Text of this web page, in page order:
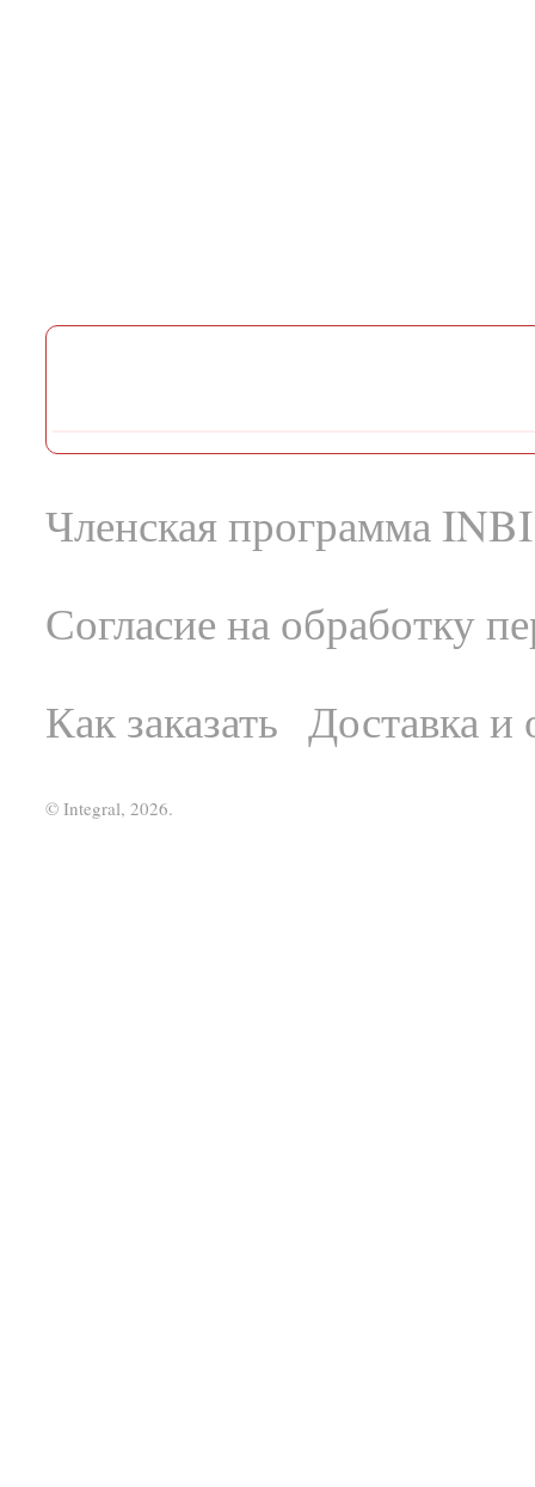
Членская программа INBI
Согласие на обработку
Как заказать Доставка и
© Integral, 2026.